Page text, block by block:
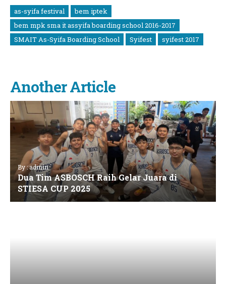
as-syifa festival
bem iptek
bem mpk sma it assyifa boarding school 2016-2017
SMAIT As-Syifa Boarding School
Syifest syifest 2017
Another Article
By : admin
Dua Tim ASBOSCH Raih Gelar Juara di
STIESA CUP 2025